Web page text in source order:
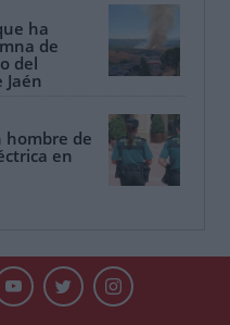
ha
de
del
hombre de
en